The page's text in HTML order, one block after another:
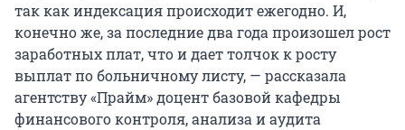
так как индексация происходит ежегодно. И,
конечно же, за последние два года произошел рост
заработных плат, что и дает толчок к росту
выплат по больничному листу, — рассказала
агентству «Прайм» доцент базовой кафедры
финансового контроля, анализа и аудита